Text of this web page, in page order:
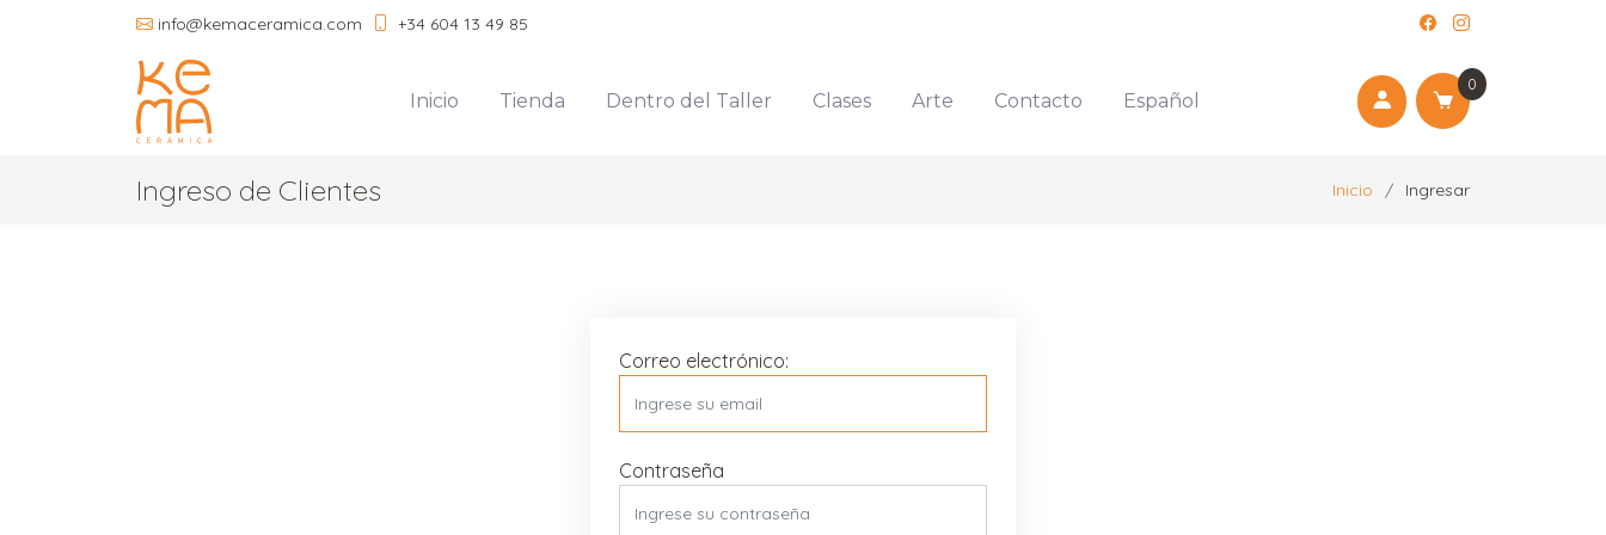
info@kemaceramica.com +34 604 13 49 85
Inicio Tienda Dentro del Taller Clases Arte Contacto Español
0
Ingreso de Clientes Inicio Ingresar
Correo electrónico:
Contraseña